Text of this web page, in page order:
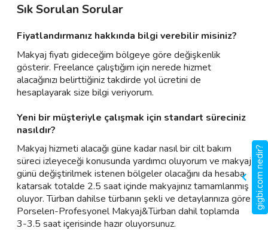
Sık Sorulan Sorular
Fiyatlandırmanız hakkında bilgi verebilir misiniz?
Makyaj fiyatı gideceğim bölgeye göre değişkenlik
gösterir. Freelance çalıştığım için nerede hizmet
alacağınızı belirttiğiniz takdirde yol ücretini de
hesaplayarak size bilgi veriyorum.
Yeni bir müşteriyle çalışmak için standart süreciniz
nasıldır?
Makyaj hizmeti alacağı güne kadar nasıl bir cilt bakım
süreci izleyeceği konusunda yardımcı oluyorum ve makyaj
günü değiştirilmek istenen bölgeler olacağını da hesaba
katarsak totalde 2.5 saat içinde makyajınız tamamlanmış
oluyor. Türban dahilse türbanın şekli ve detaylarınıza göre
Porselen-Profesyonel Makyaj&Türban dahil toplamda
3-3.5 saat içerisinde hazır oluyorsunuz.
gigbi.com nedir?